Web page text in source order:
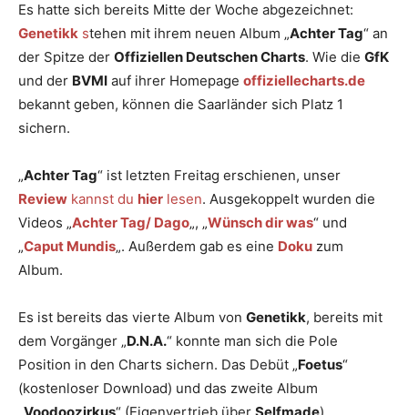
Es hatte sich bereits Mitte der Woche abgezeichnet:
Genetikk stehen mit ihrem neuen Album „Achter Tag“ an
der Spitze der Offiziellen Deutschen Charts. Wie die GfK
und der BVMI auf ihrer Homepage offiziellecharts.de
bekannt geben, können die Saarländer sich Platz 1
sichern.
„Achter Tag“ ist letzten Freitag erschienen, unser
Review kannst du hier lesen. Ausgekoppelt wurden die
Videos „Achter Tag/ Dago„, „Wünsch dir was“ und
„Caput Mundis„. Außerdem gab es eine Doku zum
Album.
Es ist bereits das vierte Album von Genetikk, bereits mit
dem Vorgänger „D.N.A.“ konnte man sich die Pole
Position in den Charts sichern. Das Debüt „Foetus“
(kostenloser Download) und das zweite Album